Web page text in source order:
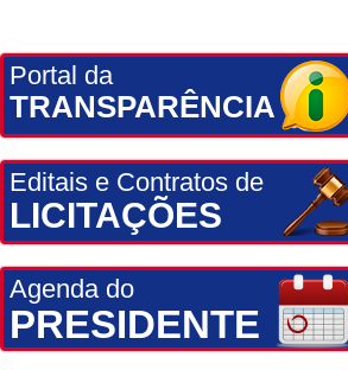
Portal da
TRANSPARÊNCIA
Editais e Contratos de
LICITAÇÕES
Agenda do
PRESIDENTE